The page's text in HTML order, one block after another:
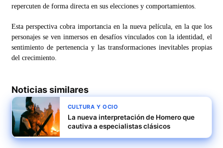
repercuten de forma directa en sus elecciones y comportamientos.
Esta perspectiva cobra importancia en la nueva película, en la que los
personajes se ven inmersos en desafíos vinculados con la identidad, el
sentimiento de pertenencia y las transformaciones inevitables propias
del crecimiento.
Noticias similares
CULTURA Y OCIO
La nueva interpretación de Homero que
cautiva a especialistas clásicos